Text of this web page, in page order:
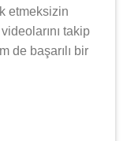
etmeksizin
takip
de başarılı bir